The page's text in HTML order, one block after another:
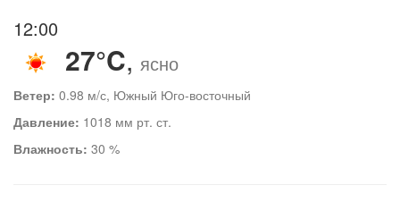
12:00
27°C, ясно
Ветер: 0.98 м/с, Южный Юго-восточный
Давление: 1018 мм рт. ст.
Влажность: 30 %